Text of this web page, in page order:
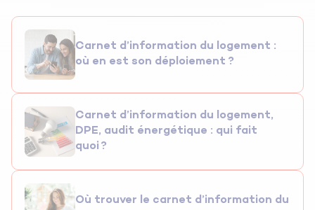
Carnet d’information du logement :
où en est son déploiement ?
Carnet d’information du logement,
DPE, audit énergétique : qui fait
quoi ?
Où trouver le carnet d’information du